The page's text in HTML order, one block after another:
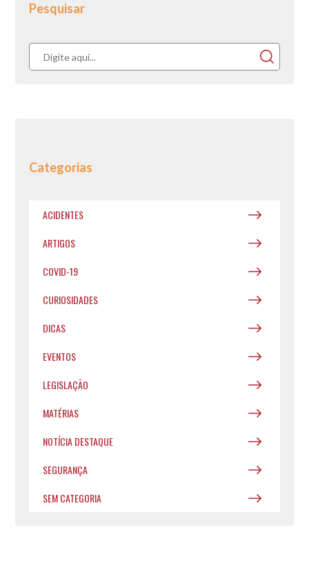
Pesquisar
Categorias
ACIDENTES
ARTIGOS
COVID-19
CURIOSIDADES
DICAS
EVENTOS
LEGISLAÇÃO
MATÉRIAS
NOTÍCIA DESTAQUE
SEGURANÇA
SEM CATEGORIA